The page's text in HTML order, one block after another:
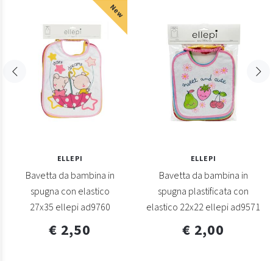
New
ELLEPI
Bavetta da bambina in
spugna con elastico
27x35 ellepi ad9760
€ 2,50
ELLEPI
Bavetta da bambina in
spugna plastificata con
elastico 22x22 ellepi ad9571
€ 2,00